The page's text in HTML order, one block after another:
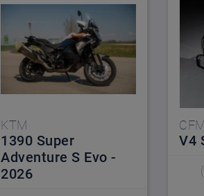
KTM
1390 Super
Adventure S Evo -
2026
V4